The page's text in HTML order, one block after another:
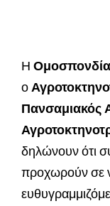
Η
ο
Πανσαμιακός
δηλώνουν ότι
προχωρούν σε